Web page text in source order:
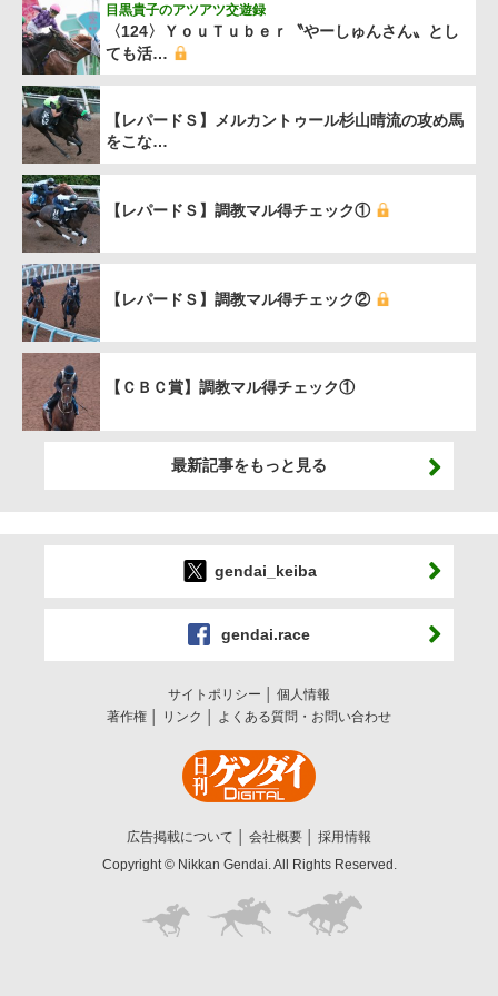
〈124〉ＹｏｕＴｕｂｅｒ〝やーしゅんさん〟とし
ても活…
目黒貴子のアツアツ交遊録
【レパードＳ】メルカントゥール杉山晴流の攻め馬
をこな…
【レパードＳ】調教マル得チェック①
【レパードＳ】調教マル得チェック②
【ＣＢＣ賞】調教マル得チェック①
最新記事をもっと見る
gendai_keiba
gendai.race
サイトポリシー
個人情報
著作権
リンク よくある質問・お問い合わせ
広告掲載について 会社概要
採用情報
Copyright © Nikkan Gendai. All Rights Reserved.